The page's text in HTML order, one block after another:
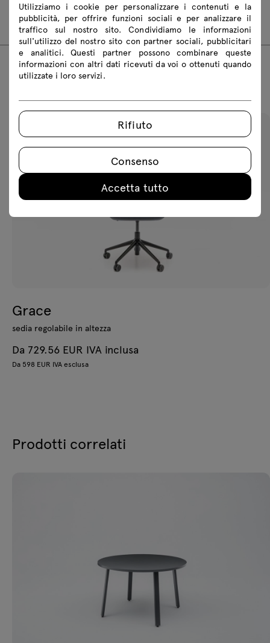
N1N08KF
Prodotti consigliati
Grace
sedia regolabile in altezza
Da 729.56 EUR IVA inclusa
Da 598 EUR IVA esclusa
Prodotti correlati
Utilizziamo i cookie per personalizzare i contenuti e la
pubblicità, per offrire funzioni sociali e per analizzare il
traffico sul nostro sito. Condividiamo le informazioni
sull'utilizzo del nostro sito con partner sociali, pubblicitari
e analitici. Questi partner possono combinare queste
informazioni con altri dati ricevuti da voi o ottenuti quando
utilizzate i loro servizi.
Rifiuto
Consenso
Accetta tutto